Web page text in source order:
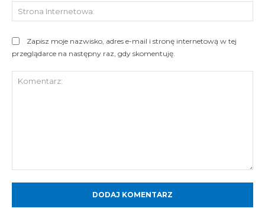
Zapisz moje nazwisko, adres e-mail i stronę internetową w tej
przeglądarce na następny raz, gdy skomentuję.